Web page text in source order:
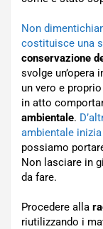
Non
costituisce una
conservazione
svolge un’opera
un vero e
in atto
ambientale.
ambientale
possiamo
Non lasciare in
da fare.
Procedere alla
riutilizzando i